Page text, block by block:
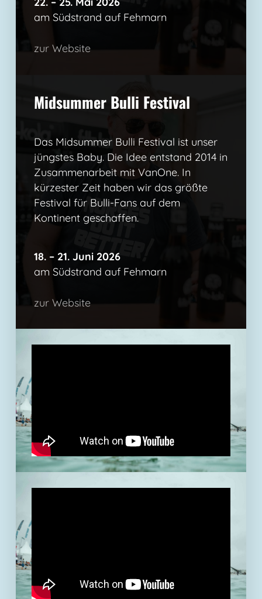
am Südstrand auf Fehmarn
zur Website
Midsummer Bulli Festival
Das Midsummer Bulli Festival ist unser
jüngstes Baby. Die Idee entstand 2014 in
Zusammenarbeit mit VanOne. In
kürzester Zeit haben wir das größte
Festival für Bulli-Fans auf dem
Kontinent geschaffen.
18. – 21. Juni 2026
am Südstrand auf Fehmarn
zur Website